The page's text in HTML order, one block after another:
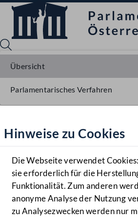
Hilfe
Benutzer
Navigationsmenü öffnen
MENÜ
Hinweise zu Cookies
Die Webseite verwendet
sie erforderlich für die
Funktionalität. Zum anderen
anonyme Analyse der Nutzung
zu Analysezwecken werden nur
Übersicht
Parlamentarisches Verfahren